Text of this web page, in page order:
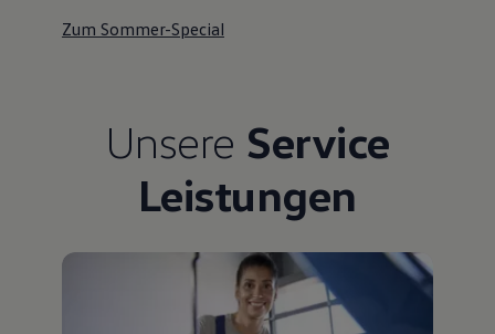
Rückblick VW Bus Festival 2023
Zum Sommer-Special
Unsere Service
Leistungen